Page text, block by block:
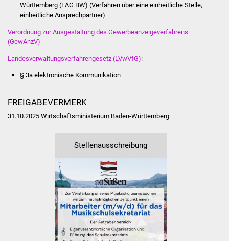
Beirat Süßener Vereine
Sportanlagen
Route der
Lebenslagen
Senioren
Stadtseniorenrat
Sommerwochen für
Ältere
Württemberg (EAG BW) (Verfahren über eine einheitliche Stelle,
einheitliche Ansprechpartner)
Verordnung zur Ausgestaltung des Gewerbeanzeigeverfahrens
(GewAnzV)
Landesverwaltungsverfahrengesetz (LVwVfG):
§ 3a elektronische Kommunikation
FREIGABEVERMERK
31.10.2025 Wirtschaftsministerium Baden-Württemberg
Stellenausschreibung